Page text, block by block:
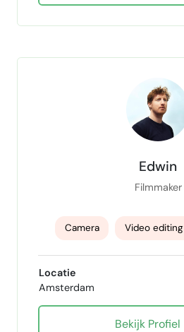
Edwin
Filmmaker
Camera Video editing
Locatie
Amsterdam
Bekijk Profiel